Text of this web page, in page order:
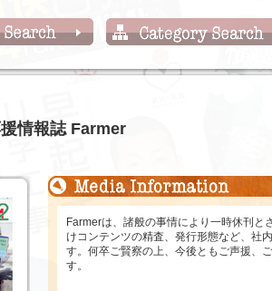
情報誌 Farmer
Farmerは、諸般の事情により一時休刊と
けコンテンツの精査、発行形態など、社
す。何卒ご賢察の上、今後ともご声援、
す。